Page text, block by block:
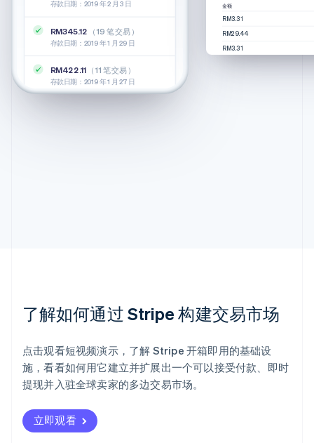
存款日期：2019 年 2 月 3 日
RM345.12 （19 笔交易）
存款日期：2019 年 1 月 29 日
RM422.11 （11 笔交易）
存款日期：2019 年 1 月 27 日
金额
RM3.31
RM29.44
RM3.31
了解如何通过 Stripe 构建交易市场
点击观看短视频演示，了解 Stripe 开箱即用的基础设
施，看看如何用它建立并扩展出一个可以接受付款、即时
提现并入驻全球卖家的多边交易市场。
立即观看